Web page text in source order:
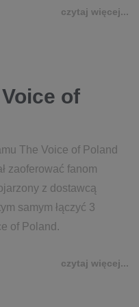
czytaj więcej...
of
The Voice of Poland
zaoferować fanom
z dostawcą
samym łączyć 3
of Poland.
czytaj więcej...